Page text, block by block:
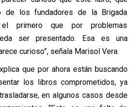
de los fundadores de la Brigada
primero que por problemas
ser presentado. Esa es una
curioso”, señala Marisol Vera.
que por ahora están buscando
los libros comprometidos, ya
en algunos casos desde